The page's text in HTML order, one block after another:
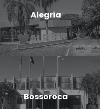
Alegria
Bossoroca